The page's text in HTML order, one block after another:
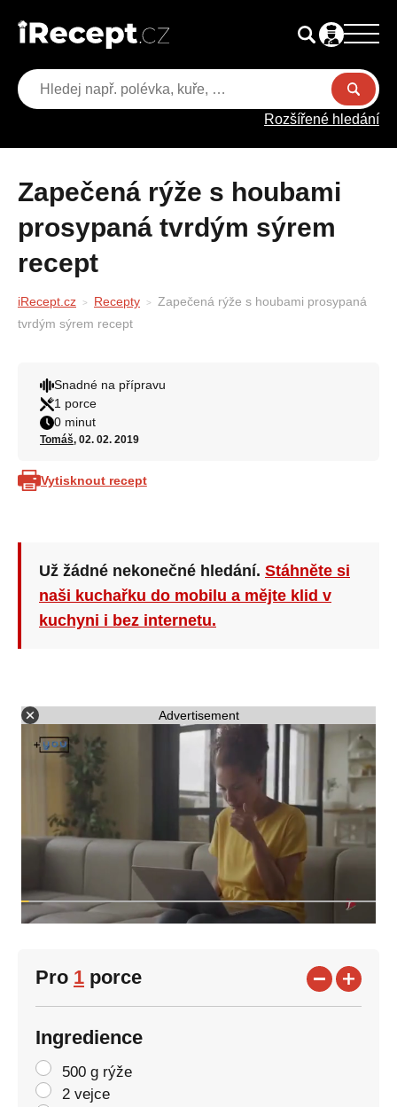
Rozšířené hledání
Zapečená rýže s houbami
prosypaná tvrdým sýrem
recept
iRecept.cz Recepty
Zapečená rýže s houbami prosypaná
tvrdým sýrem recept
Snadné na přípravu
1 porce
0 minut
Tomáš, 02. 02. 2019
Vytisknout recept
Už žádné nekonečné hledání. Stáhněte si
naši kuchařku do mobilu a mějte klid v
kuchyni i bez internetu.
Advertisement
Pro 1 porce
Ingredience
500 g rýže
2 vejce